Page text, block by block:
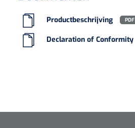
Productbeschrijving PDF
Declaration of Conformity